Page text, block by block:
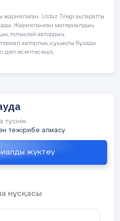
арқылы
арта түсті.
қабілеттерін
Ustaz Tilegi ақпаратты
Жарияланған материалдың
толықтай автордың
авторлық құқықты бұзады
деп есептесеңіз,
тәжірибе алмасу
жүктеу
нұсқасы